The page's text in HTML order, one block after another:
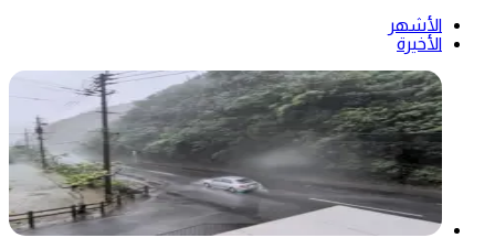
الأشهر
الأخيرة